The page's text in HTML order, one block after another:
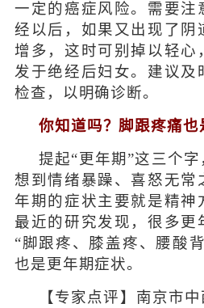
一定的癌症风险。需要注
经以后，如果又出现了阴
增多，这时可别掉以轻心
发于绝经后妇女。建议及
检查，以明确诊断。
你知道吗？脚跟疼痛
提起“更年期”这三个
想到情绪暴躁、喜怒无常
年期的症状主要就是精神
最近的研究发现，很多更
“脚跟疼、膝盖疼、腰酸
也是更年期症状。
【专家点评】南京市